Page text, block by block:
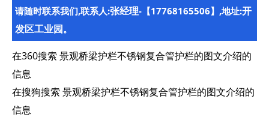
请随时联系我们,联系人:张经理-【17768165506】,地址:开
发区工业园。
在360搜索 景观桥梁护栏不锈钢复合管护栏的图文介绍的
信息
在搜狗搜索 景观桥梁护栏不锈钢复合管护栏的图文介绍的
信息